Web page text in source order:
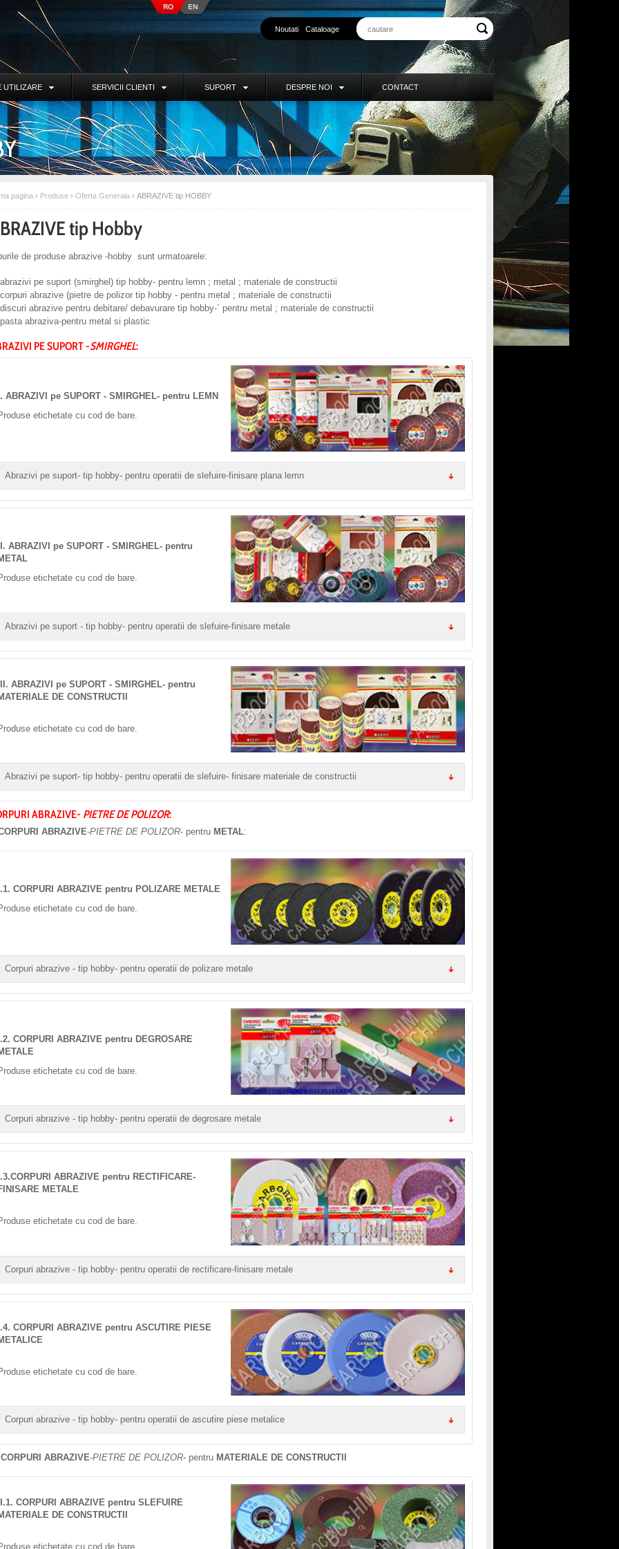
RO EN
Noutati Cataloage
UTILIZARE SERVICII CLIENTI SUPORT DESPRE NOI CONTACT
pagina › Produse › Oferta Generala › ABRAZIVE tip HOBBY
tip Hobby
de produse abrazive -hobby sunt urmatoarele:
abrazivi pe suport (smirghel) tip hobby- pentru lemn ; metal ; materiale de constructii
corpuri abrazive (pietre de polizor tip hobby - pentru metal ; materiale de constructii
discuri abrazive pentru debitare/ debavurare tip hobby-` pentru metal ; materiale de constructii
pasta abraziva-pentru metal si plastic
PE SUPORT -SMIRGHEL:
ABRAZIVI pe SUPORT - SMIRGHEL- pentru LEMN
etichetate cu cod de bare.
Abrazivi pe suport- tip hobby- pentru operatii de slefuire-finisare plana lemn
ABRAZIVI pe SUPORT - SMIRGHEL- pentru
etichetate cu cod de bare.
Abrazivi pe suport - tip hobby- pentru operatii de slefuire-finisare metale
ABRAZIVI pe SUPORT - SMIRGHEL- pentru
DE CONSTRUCTII
etichetate cu cod de bare.
Abrazivi pe suport- tip hobby- pentru operatii de slefuire- finisare materiale de constructii
ABRAZIVE- PIETRE DE POLIZOR:
ABRAZIVE-PIETRE DE POLIZOR- pentru METAL:
CORPURI ABRAZIVE pentru POLIZARE METALE
etichetate cu cod de bare.
Corpuri abrazive - tip hobby- pentru operatii de polizare metale
CORPURI ABRAZIVE pentru DEGROSARE
etichetate cu cod de bare.
Corpuri abrazive - tip hobby- pentru operatii de degrosare metale
ABRAZIVE pentru RECTIFICARE-
METALE
etichetate cu cod de bare.
Corpuri abrazive - tip hobby- pentru operatii de rectificare-finisare metale
CORPURI ABRAZIVE pentru ASCUTIRE PIESE
etichetate cu cod de bare.
Corpuri abrazive - tip hobby- pentru operatii de ascutire piese metalice
ABRAZIVE-PIETRE DE POLIZOR- pentru MATERIALE DE CONSTRUCTII
CORPURI ABRAZIVE pentru SLEFUIRE
DE CONSTRUCTII
etichetate cu cod de bare.